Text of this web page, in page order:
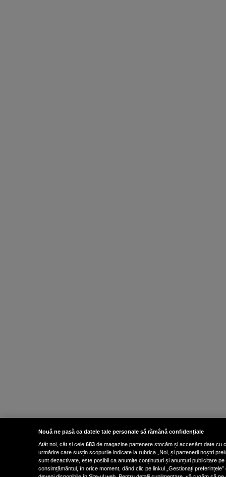
Nouă ne pasă ca datele tale personale să rămână confidențiale
Atât noi, cât și cele 683 de magazine partenere stocăm și accesăm date cu
urmărire care susțin scopurile indicate la rubrica „Noi, și partenerii noștri
sunt dezactivate, este posibil ca anumite conținuturi și anunțuri publicitare
consimțământul, în orice moment, dând clic pe linkul „Gestionați